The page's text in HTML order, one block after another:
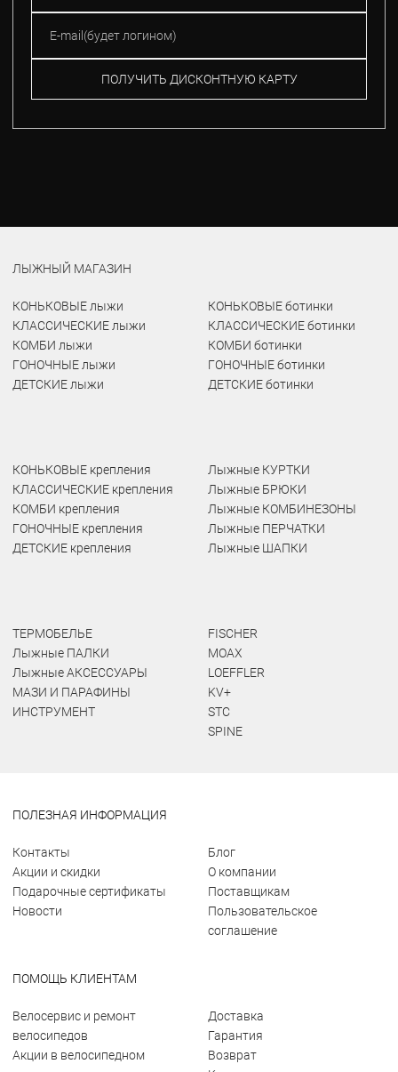
ПОЛУЧИТЬ ДИСКОНТНУЮ КАРТУ
ЛЫЖНЫЙ МАГАЗИН
КОНЬКОВЫЕ лыжи
КЛАССИЧЕСКИЕ лыжи
КОМБИ лыжи
ГОНОЧНЫЕ лыжи
ДЕТСКИЕ лыжи
КОНЬКОВЫЕ ботинки
КЛАССИЧЕСКИЕ ботинки
КОМБИ ботинки
ГОНОЧНЫЕ ботинки
ДЕТСКИЕ ботинки
КОНЬКОВЫЕ крепления
КЛАССИЧЕСКИЕ крепления
КОМБИ крепления
ГОНОЧНЫЕ крепления
ДЕТСКИЕ крепления
Лыжные КУРТКИ
Лыжные БРЮКИ
Лыжные КОМБИНЕЗОНЫ
Лыжные ПЕРЧАТКИ
Лыжные ШАПКИ
ТЕРМОБЕЛЬЕ
Лыжные ПАЛКИ
Лыжные АКСЕССУАРЫ
МАЗИ И ПАРАФИНЫ
ИНСТРУМЕНТ
FISCHER
MOAX
LOEFFLER
KV+
STC
SPINE
ПОЛЕЗНАЯ ИНФОРМАЦИЯ
Контакты
Акции и скидки
Подарочные сертификаты
Новости
Блог
О компании
Поставщикам
Пользовательское
соглашение
ПОМОЩЬ КЛИЕНТАМ
Велосервис и ремонт
велосипедов
Акции в велосипедном
Доставка
Гарантия
Возврат